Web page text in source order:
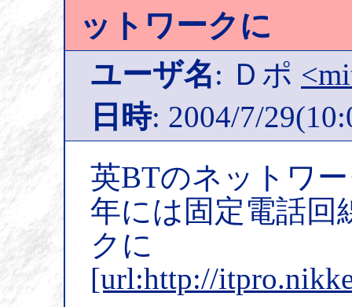
ットワークに
ユーザ名: Ｄポ
日時: 2004/7/
英BTのネットワ
年には固定電話回
クに
[url:http://